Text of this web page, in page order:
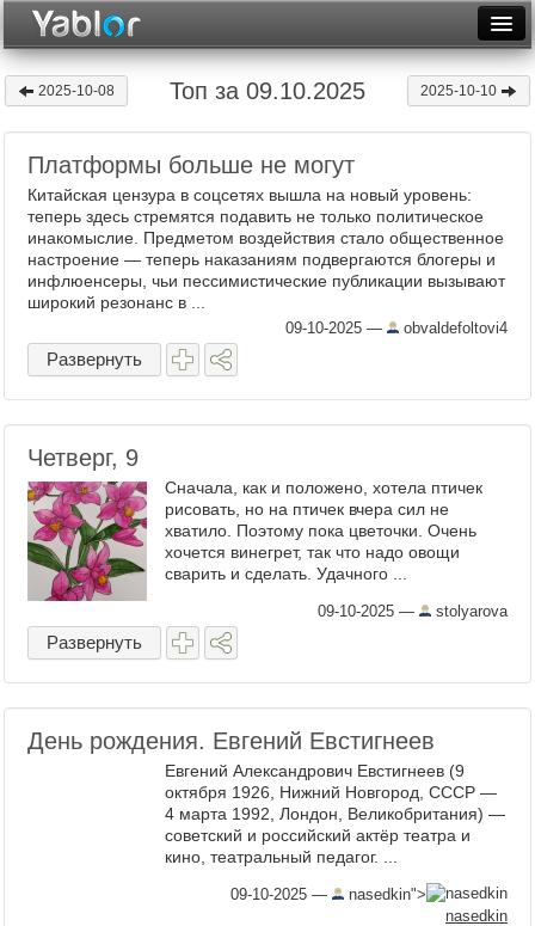
Месяц
Рейтинги
Архив
Видеотоп
2025-10-08 Топ за 09.10.2025 2025-10-10
Платформы больше не могут
Китайская цензура в соцсетях вышла на новый уровень:
теперь здесь стремятся подавить не только политическое
инакомыслие. Предметом воздействия стало общественное
настроение — теперь наказаниям подвергаются блогеры и
инфлюенсеры, чьи пессимистические публикации вызывают
широкий резонанс в ...
09-10-2025 — obvaldefoltovi4
Развернуть
Четверг, 9
Сначала, как и положено, хотела птичек
рисовать, но на птичек вчера сил не
хватило. Поэтому пока цветочки. Очень
хочется винегрет, так что надо овощи
сварить и сделать. Удачного ...
09-10-2025 — stolyarova
Развернуть
День рождения. Евгений Евстигнеев
Евгений Александрович Евстигнеев (9
октября 1926, Нижний Новгород, СССР —
4 марта 1992, Лондон, Великобритания) —
советский и российский актёр театра и
кино, театральный педагог. ...
09-10-2025 —
nasedkin">
nasedkin